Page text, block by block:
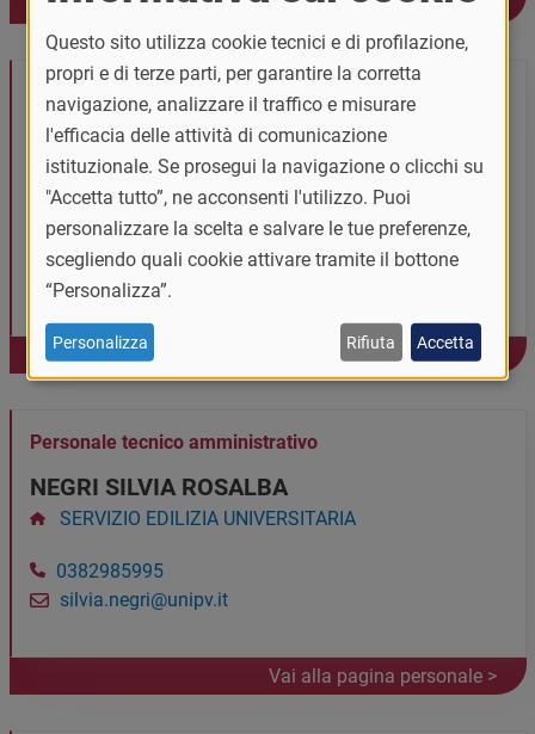
Vai alla pagina personale >
Personale tecnico amministrativo
MORETTI MARILISA
SERVIZIO EDILIZIA UNIVERSITARIA
0382984906
3453915147
marilisa.moretti@unipv.it
Vai alla pagina personale >
Personale tecnico amministrativo
NEGRI SILVIA ROSALBA
SERVIZIO EDILIZIA UNIVERSITARIA
0382985995
silvia.negri@unipv.it
Vai alla pagina personale >
Questo sito utilizza cookie tecnici e di profilazione,
propri e di terze parti, per garantire la corretta
navigazione, analizzare il traffico e misurare
l'efficacia delle attività di comunicazione
istituzionale. Se prosegui la navigazione o clicchi su
"Accetta tutto”, ne acconsenti l'utilizzo. Puoi
personalizzare la scelta e salvare le tue preferenze,
scegliendo quali cookie attivare tramite il bottone
“Personalizza”.
Personalizza Rifiuta Accetta